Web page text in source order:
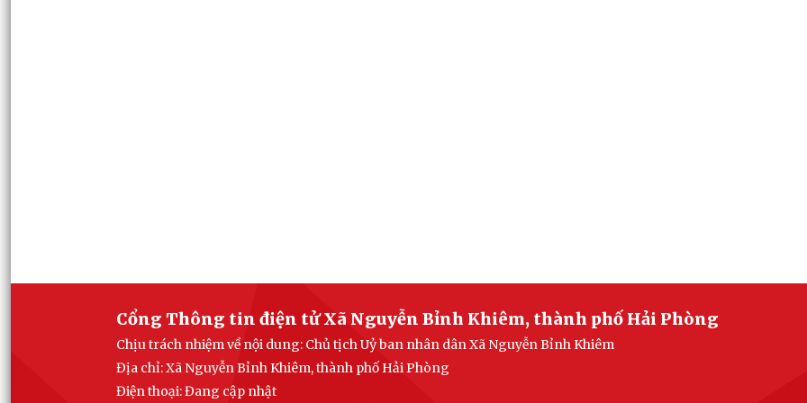
Cổng Thông tin điện tử Xã Nguyễn Bỉnh Khiêm, thành phố Hải Phòng
Chịu trách nhiệm về nội dung: Chủ tịch Uỷ ban nhân dân Xã Nguyễn Bỉnh Khiêm
Địa chỉ: Xã Nguyễn Bỉnh Khiêm, thành phố Hải Phòng
Điện thoại: Đang cập nhật